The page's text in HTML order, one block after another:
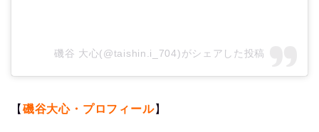
磯谷 大心(@taishin.i_704)がシェアした投稿
【 磯谷大心・プロフィール】